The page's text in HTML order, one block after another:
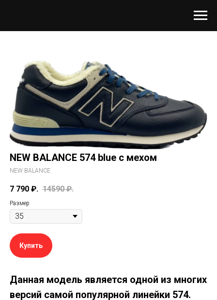
NEW BALANCE 574 blue с мехом
NEW BALANCE
7 790 ₽. 14590 ₽.
Размер
Купить
Данная модель является одной из многих
версий самой популярной линейки 574.